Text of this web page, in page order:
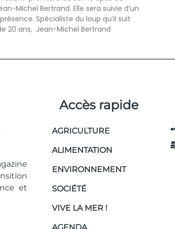
Michel Bertrand. Elle sera suivie d’un
Spécialiste du loup qu’il suit
20 ans, Jean-Michel Bertrand
et
Accès rapide
AGRICULTURE
ALIMENTATION
ENVIRONNEMENT
SOCIÉTÉ
VIVE LA MER !